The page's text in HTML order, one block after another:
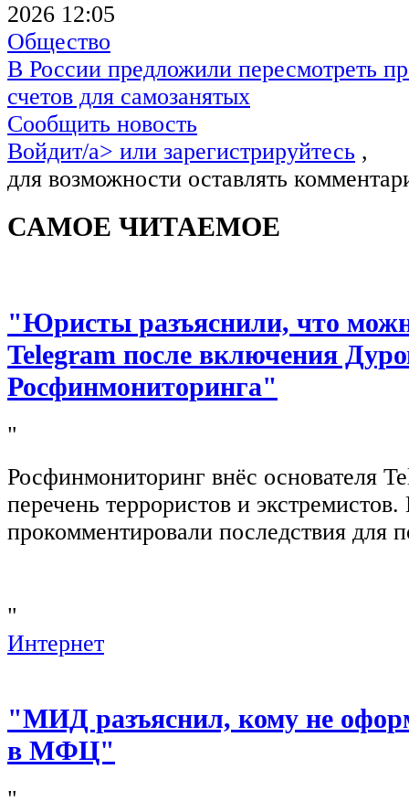
2026 12:05
Общество
В России предложили пересмотреть
счетов для самозанятых
Сообщить новость
Войдит/a> или зарегистрируйтесь ,
для возможности оставлять
САМОЕ ЧИТАЕМОЕ
"Юристы разъяснили, что
Telegram после включения
Росфинмониторинга"
"
Росфинмониторинг внёс основателя
перечень террористов и
прокомментировали последствия для
"
Интернет
"МИД разъяснил, кому не
в МФЦ"